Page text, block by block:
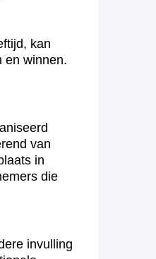
kan
en winnen.
van
in
die
invulling